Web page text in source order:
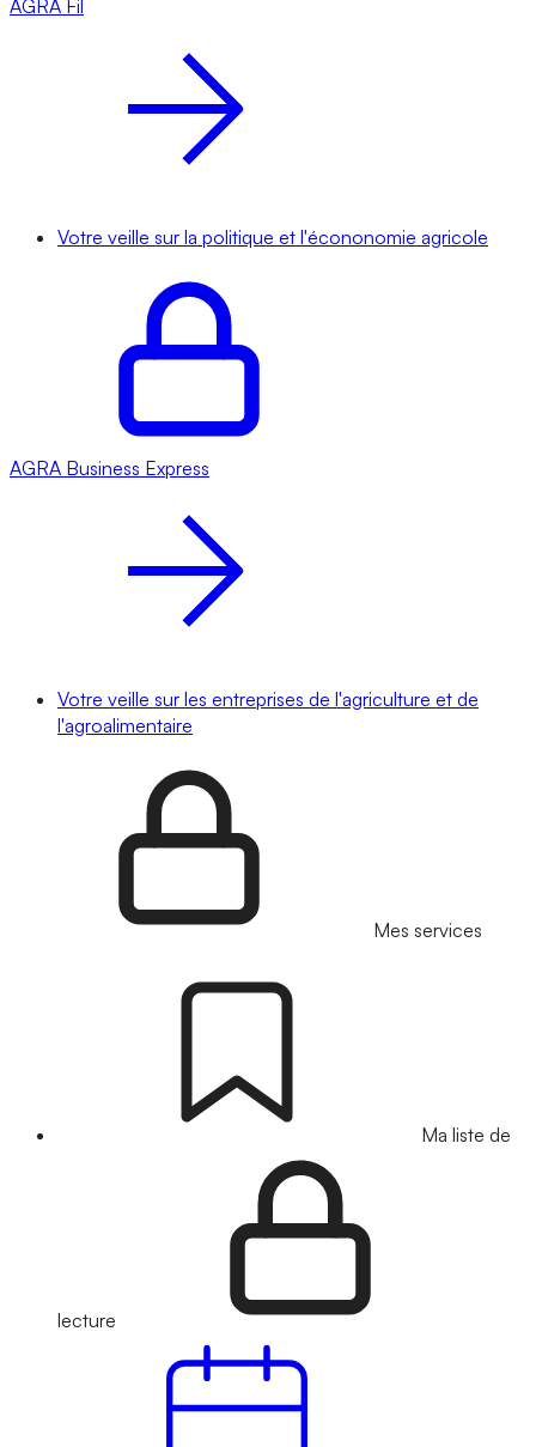
AGRA Fil
Votre veille sur la politique et l'écononomie agricole
AGRA Business Express
Votre veille sur les entreprises de l'agriculture et de
l'agroalimentaire
Mes services
Ma liste de
lecture